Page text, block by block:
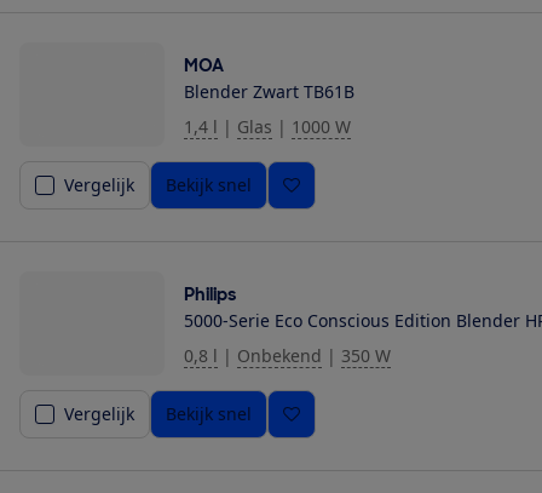
MOA
Blender Zwart TB61B
1,4 l | Glas | 1000 W
Vergelijk Bekijk snel
Philips
5000-Serie Eco Conscious Edition Blender
0,8 l | Onbekend | 350 W
Vergelijk Bekijk snel